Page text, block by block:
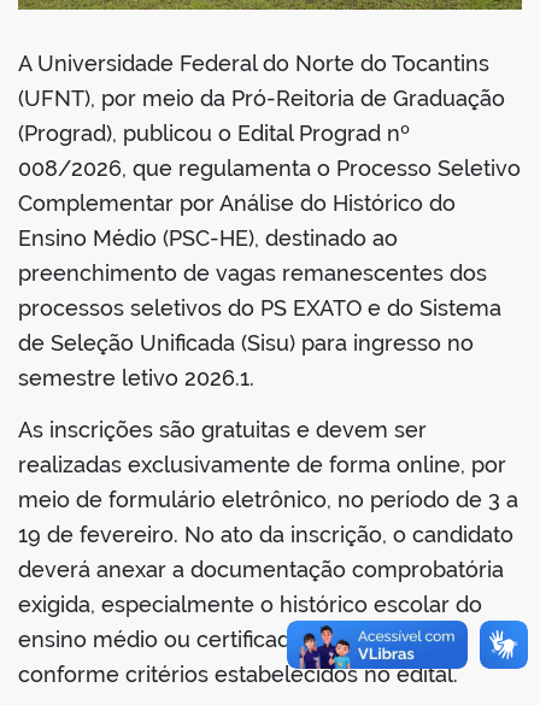
portal
A Universidade Federal do Norte do Tocantins
(UFNT), por meio da Pró-Reitoria de Graduação
(Prograd), publicou o Edital Prograd nº
008/2026, que regulamenta o Processo Seletivo
Complementar por Análise do Histórico do
Ensino Médio (PSC-HE), destinado ao
preenchimento de vagas remanescentes dos
processos seletivos do PS EXATO e do Sistema
de Seleção Unificada (Sisu) para ingresso no
semestre letivo 2026.1.
As inscrições são gratuitas e devem ser
realizadas exclusivamente de forma online, por
meio de formulário eletrônico, no período de 3 a
19 de fevereiro. No ato da inscrição, o candidato
deverá anexar a documentação comprobatória
exigida, especialmente o histórico escolar do
ensino médio ou certificado equivalente,
conforme critérios estabelecidos no edital.